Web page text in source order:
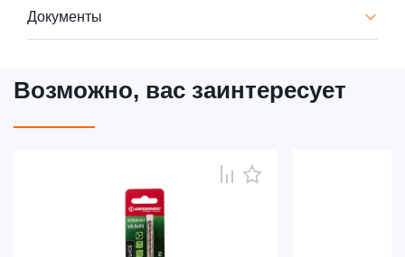
Документы
Возможно, вас заинтересует